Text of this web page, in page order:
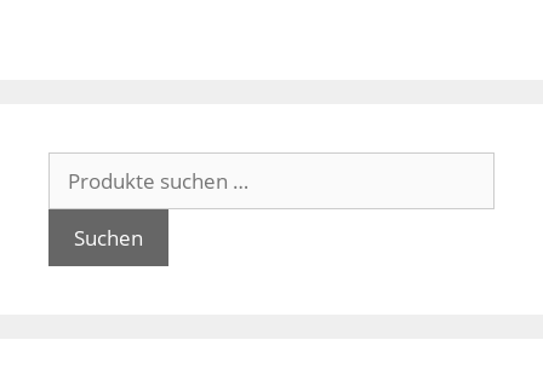
Produktseite
Suchen
nach:
Suchen